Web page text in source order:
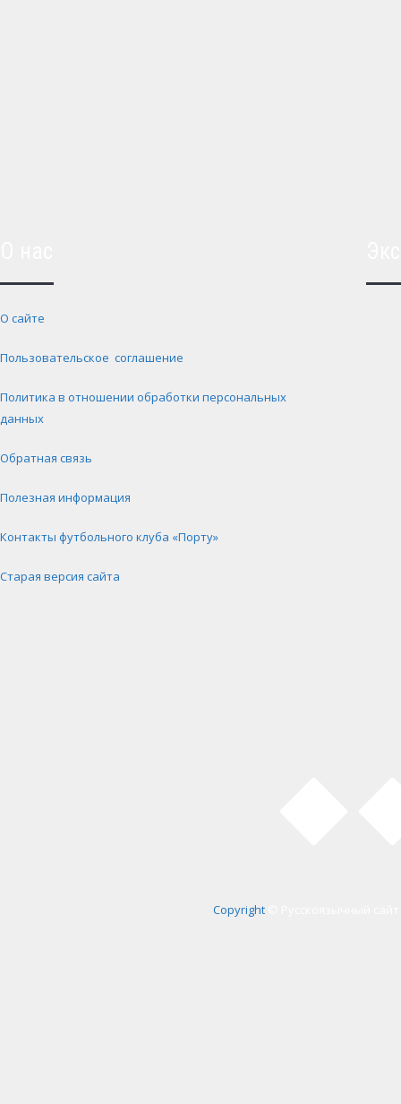
О сайте
Пользовательское соглашение
Политика в отношении обработки персональных
данных
Обратная связь
Полезная информация
Контакты футбольного клуба «Порту»
Старая версия сайта
Copyright